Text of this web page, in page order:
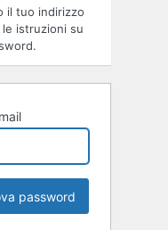
il tuo indirizzo
le istruzioni su